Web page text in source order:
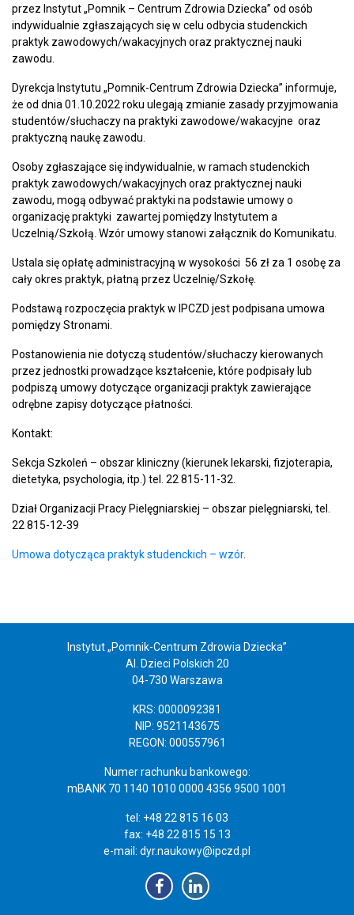
przez Instytut „Pomnik – Centrum Zdrowia Dziecka” od osób
indywidualnie zgłaszających się w celu odbycia studenckich
praktyk zawodowych/wakacyjnych oraz praktycznej nauki
zawodu.
Dyrekcja Instytutu „Pomnik-Centrum Zdrowia Dziecka” informuje,
że od dnia 01.10.2022 roku ulegają zmianie zasady przyjmowania
studentów/słuchaczy na praktyki zawodowe/wakacyjne oraz
praktyczną naukę zawodu.
Osoby zgłaszające się indywidualnie, w ramach studenckich
praktyk zawodowych/wakacyjnych oraz praktycznej nauki
zawodu, mogą odbywać praktyki na podstawie umowy o
organizację praktyki zawartej pomiędzy Instytutem a
Uczelnią/Szkołą. Wzór umowy stanowi załącznik do Komunikatu.
Ustala się opłatę administracyjną w wysokości 56 zł za 1 osobę za
cały okres praktyk, płatną przez Uczelnię/Szkołę.
Podstawą rozpoczęcia praktyk w IPCZD jest podpisana umowa
pomiędzy Stronami.
Postanowienia nie dotyczą studentów/słuchaczy kierowanych
przez jednostki prowadzące kształcenie, które podpisały lub
podpiszą umowy dotyczące organizacji praktyk zawierające
odrębne zapisy dotyczące płatności.
Kontakt:
Sekcja Szkoleń – obszar kliniczny (kierunek lekarski, fizjoterapia,
dietetyka, psychologia, itp.) tel. 22 815-11-32.
Dział Organizacji Pracy Pielęgniarskiej – obszar pielęgniarski, tel.
22 815-12-39
Umowa dotycząca praktyk studenckich – wzór.
Instytut „Pomnik-Centrum Zdrowia Dziecka”
Al. Dzieci Polskich 20
04-730 Warszawa
KRS: 0000092381
NIP: 9521143675
REGON: 000557961
Numer rachunku bankowego:
mBANK 70 1140 1010 0000 4356 9500 1001
tel: +48 22 815 16 03
fax: +48 22 815 15 13
e-mail: dyr.naukowy@ipczd.pl